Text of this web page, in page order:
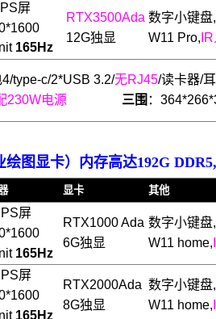
屏
165Hz
RTX3500Ada
12G独显
数字小键盘
W11 Pro,
type-c/2*USB 3.2/无RJ45/读卡器/
230W电源 三围 ：
绘图显卡） 内存高达192G
显卡 其他
屏
*1600
165Hz
RTX1000 Ada
6G独显
数字小键盘,
W11 home,
屏
*1600
165Hz
RTX2000Ada
8G独显
数字小键盘,
W11 home,